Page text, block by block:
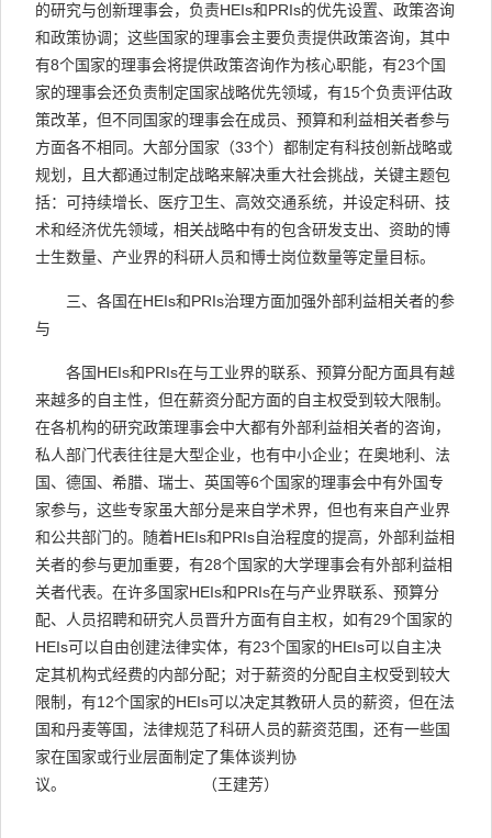
的研究与创新理事会，负责HEIs和PRIs的优先设置、政策咨询
和政策协调；这些国家的理事会主要负责提供政策咨询，其中
有8个国家的理事会将提供政策咨询作为核心职能，有23个国
家的理事会还负责制定国家战略优先领域，有15个负责评估政
策改革，但不同国家的理事会在成员、预算和利益相关者参与
方面各不相同。大部分国家（33个）都制定有科技创新战略或
规划，且大都通过制定战略来解决重大社会挑战，关键主题包
括：可持续增长、医疗卫生、高效交通系统，并设定科研、技
术和经济优先领域，相关战略中有的包含研发支出、资助的博
士生数量、产业界的科研人员和博士岗位数量等定量目标。
三、各国在HEIs和PRIs治理方面加强外部利益相关者的参
与
各国HEIs和PRIs在与工业界的联系、预算分配方面具有越
来越多的自主性，但在薪资分配方面的自主权受到较大限制。
在各机构的研究政策理事会中大都有外部利益相关者的咨询，
私人部门代表往往是大型企业，也有中小企业；在奥地利、法
国、德国、希腊、瑞士、英国等6个国家的理事会中有外国专
家参与，这些专家虽大部分是来自学术界，但也有来自产业界
和公共部门的。随着HEIs和PRIs自治程度的提高，外部利益相
关者的参与更加重要，有28个国家的大学理事会有外部利益相
关者代表。在许多国家HEIs和PRIs在与产业界联系、预算分
配、人员招聘和研究人员晋升方面有自主权，如有29个国家的
HEIs可以自由创建法律实体，有23个国家的HEIs可以自主决
定其机构式经费的内部分配；对于薪资的分配自主权受到较大
限制，有12个国家的HEIs可以决定其教研人员的薪资，但在法
国和丹麦等国，法律规范了科研人员的薪资范围，还有一些国
家在国家或行业层面制定了集体谈判协
议。
（王建芳）